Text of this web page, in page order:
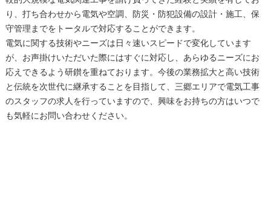
り、打ち合わせから電気や空調、防災・防犯設備の設計・施工、保
守管理までをトータルで対応することができます。
電気に関する技術やニーズは日々速いスピードで変化しています
が、お声掛けいただいた際にはすぐに対応し、あらゆるニーズにお
応えできるよう研鑚を重ねております。今後の業務拡大と高い技術
と伝統を次世代に継承することを目指して、 三郷エリアで電気工事
のスタッフの求人を行っていますので、興味をお持ちの方はいつで
も気軽にお問い合わせください。